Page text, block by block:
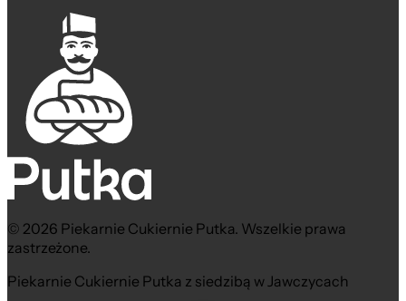
© 2026 Piekarnie Cukiernie Putka. Wszelkie prawa
zastrzeżone.
Piekarnie Cukiernie Putka z siedzibą w Jawczycach